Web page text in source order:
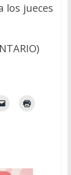
los jueces